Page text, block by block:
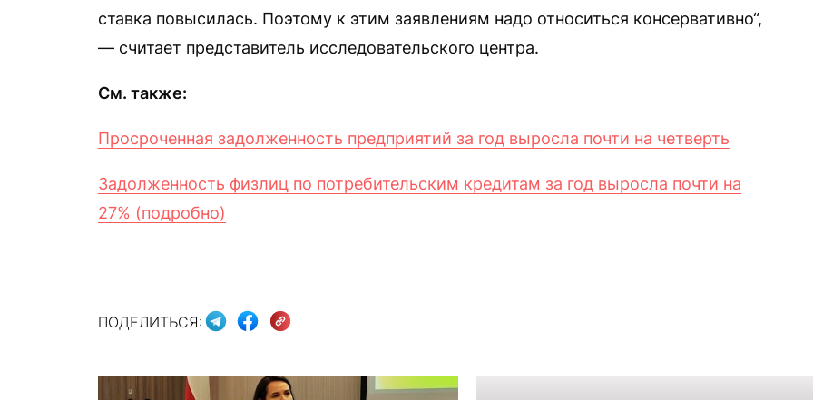
ставка повысилась. Поэтому к этим заявлениям надо относиться консервативно“,
— считает представитель исследовательского центра.
См. также:
Просроченная задолженность предприятий за год выросла почти на четверть
Задолженность физлиц по потребительским кредитам за год выросла почти на
27% (подробно)
ПОДЕЛИТЬСЯ: